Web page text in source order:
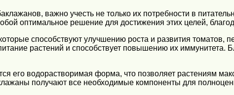
важно учесть не только их потребности в
оптимальное решение для достижения этих целей,
способствуют улучшению роста и развития томатов,
растений и способствует повышению их иммунитета.
его водорастворимая форма, что позволяет растениям
получают все необходимые компоненты для